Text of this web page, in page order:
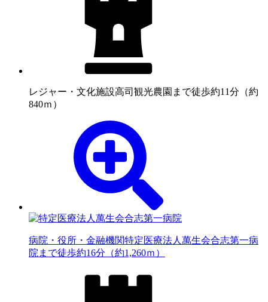
レジャー・文化施設高司観光農園まで徒歩約11分（約
840ｍ）
病院・役所・金融機関特定医療法人萬生会合志第一病
院まで徒歩約16分（約1,260ｍ）